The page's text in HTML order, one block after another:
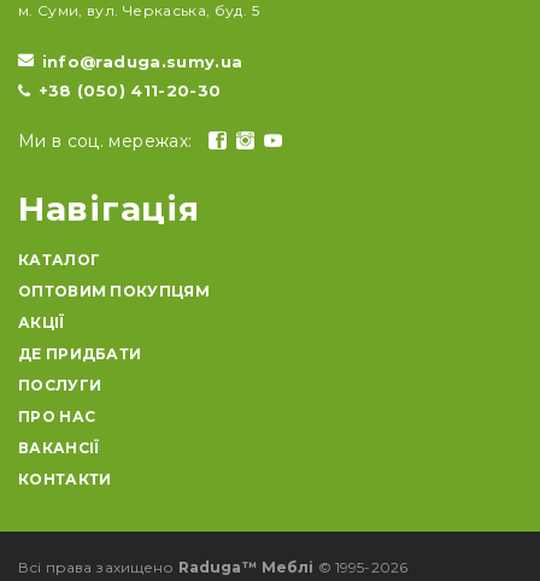
м. Суми, вул. Черкаська, буд. 5
info@raduga.sumy.ua
+38 (050) 411-20-30
Ми в соц. мережах:
Навігація
КАТАЛОГ
ОПТОВИМ ПОКУПЦЯМ
АКЦІЇ
ДЕ ПРИДБАТИ
ПОСЛУГИ
ПРО НАС
ВАКАНСІЇ
КОНТАКТИ
Всі права захищено Raduga™ Меблі © 1995-2026